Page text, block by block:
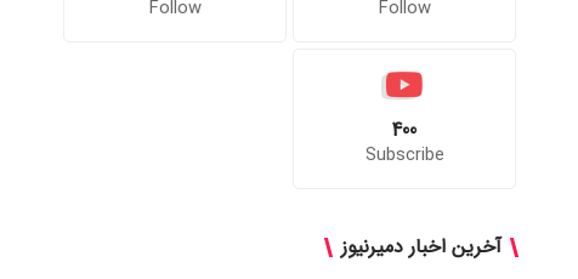
Follow
Follow
400
Subscribe
آخرین اخبار دمیرنیوز